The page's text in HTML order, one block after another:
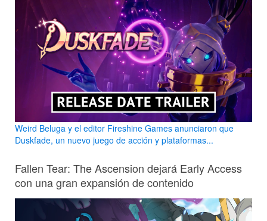
Weird Beluga y el editor Fireshine Games anunciaron que
Duskfade, un nuevo juego de acción y plataformas...
Fallen Tear: The Ascension dejará Early Access
con una gran expansión de contenido